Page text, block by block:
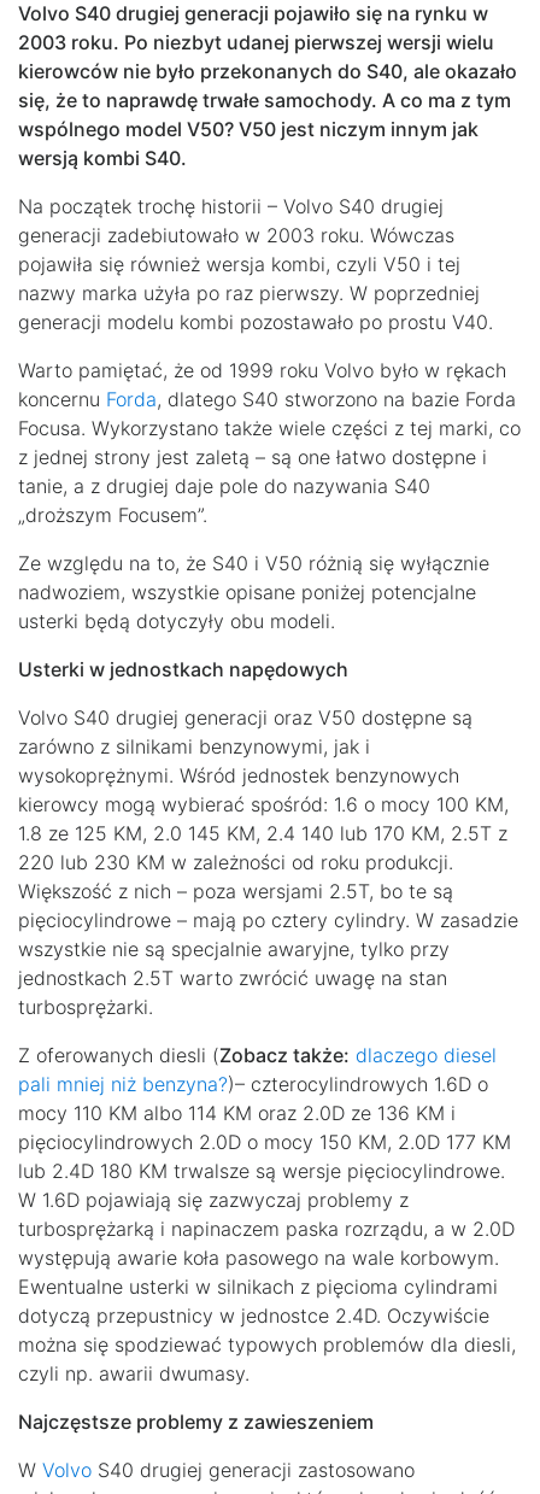
Volvo S40 drugiej generacji pojawiło się na rynku w
2003 roku. Po niezbyt udanej pierwszej wersji wielu
kierowców nie było przekonanych do S40, ale okazało
się, że to naprawdę trwałe samochody. A co ma z tym
wspólnego model V50? V50 jest niczym innym jak
wersją kombi S40.
Na początek trochę historii – Volvo S40 drugiej
generacji zadebiutowało w 2003 roku. Wówczas
pojawiła się również wersja kombi, czyli V50 i tej
nazwy marka użyła po raz pierwszy. W poprzedniej
generacji modelu kombi pozostawało po prostu V40.
Warto pamiętać, że od 1999 roku Volvo było w rękach
koncernu Forda, dlatego S40 stworzono na bazie Forda
Focusa. Wykorzystano także wiele części z tej marki, co
z jednej strony jest zaletą – są one łatwo dostępne i
tanie, a z drugiej daje pole do nazywania S40
„droższym Focusem”.
Ze względu na to, że S40 i V50 różnią się wyłącznie
nadwoziem, wszystkie opisane poniżej potencjalne
usterki będą dotyczyły obu modeli.
Usterki w jednostkach napędowych
Volvo S40 drugiej generacji oraz V50 dostępne są
zarówno z silnikami benzynowymi, jak i
wysokoprężnymi. Wśród jednostek benzynowych
kierowcy mogą wybierać spośród: 1.6 o mocy 100 KM,
1.8 ze 125 KM, 2.0 145 KM, 2.4 140 lub 170 KM, 2.5T z
220 lub 230 KM w zależności od roku produkcji.
Większość z nich – poza wersjami 2.5T, bo te są
pięciocylindrowe – mają po cztery cylindry. W zasadzie
wszystkie nie są specjalnie awaryjne, tylko przy
jednostkach 2.5T warto zwrócić uwagę na stan
turbosprężarki.
Z oferowanych diesli (Zobacz także: dlaczego diesel
pali mniej niż benzyna?)– czterocylindrowych 1.6D o
mocy 110 KM albo 114 KM oraz 2.0D ze 136 KM i
pięciocylindrowych 2.0D o mocy 150 KM, 2.0D 177 KM
lub 2.4D 180 KM trwalsze są wersje pięciocylindrowe.
W 1.6D pojawiają się zazwyczaj problemy z
turbosprężarką i napinaczem paska rozrządu, a w 2.0D
występują awarie koła pasowego na wale korbowym.
Ewentualne usterki w silnikach z pięcioma cylindrami
dotyczą przepustnicy w jednostce 2.4D. Oczywiście
można się spodziewać typowych problemów dla diesli,
czyli np. awarii dwumasy.
Najczęstsze problemy z zawieszeniem
W Volvo S40 drugiej generacji zastosowano